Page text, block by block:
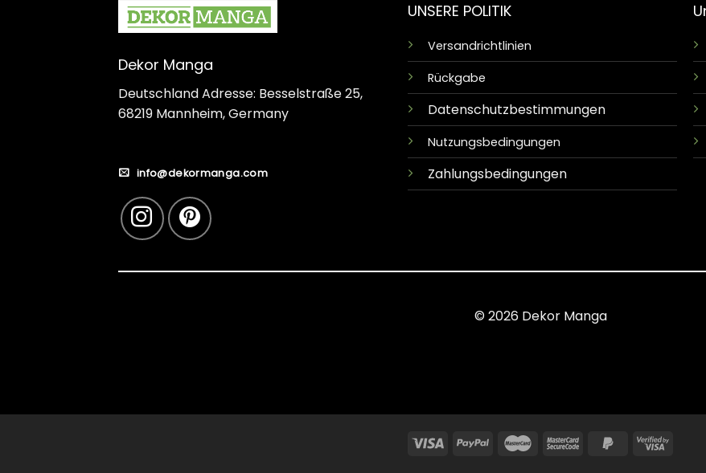
Dekor Manga
Deutschland Adresse: Besselstraße 25,
68219 Mannheim, Germany
info@dekormanga.com
UNSERE POLITIK
Versandrichtlinien
Rückgabe
Datenschutzbestimmungen
Nutzungsbedingungen
Zahlungsbedingungen
© 2026 Dekor Manga